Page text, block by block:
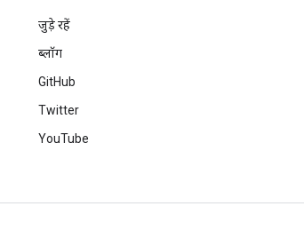
जुड़े रहें
ब्लॉग
GitHub
Twitter
YouTube